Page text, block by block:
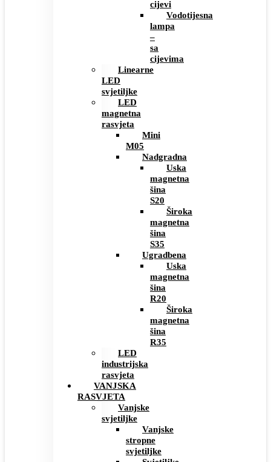
cijevi
Vodotijesna
lampa
–
sa
cijevima
Linearne
LED
svjetiljke
LED
magnetna
rasvjeta
Mini
M05
Nadgradna
Uska
magnetna
šina
S20
Široka
magnetna
šina
S35
Ugradbena
Uska
magnetna
šina
R20
Široka
magnetna
šina
R35
LED
industrijska
rasvjeta
VANJSKA
RASVJETA
Vanjske
svjetiljke
Vanjske
stropne
svjetiljke